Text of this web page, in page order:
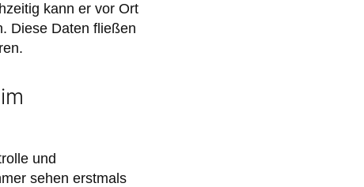
kann er vor Ort
Diese Daten fließen
und
sehen erstmals